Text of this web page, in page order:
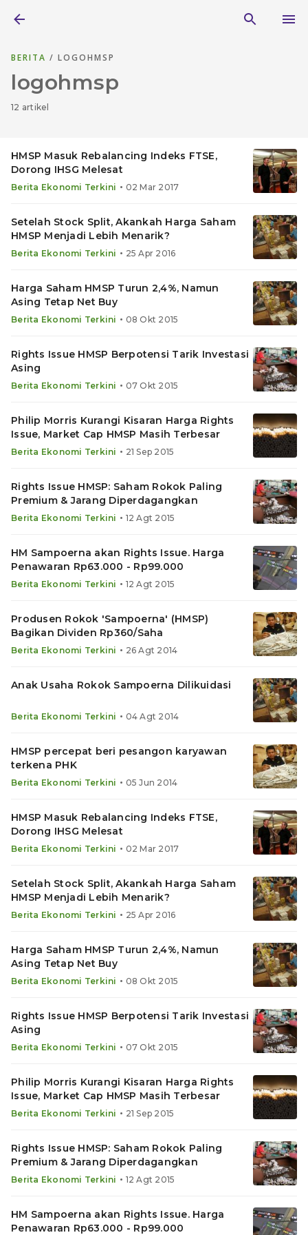
BERITA / LOGOHMSP
logohmsp
12 artikel
HMSP Masuk Rebalancing Indeks FTSE,
Dorong IHSG Melesat
Berita Ekonomi Terkini • 02 Mar 2017
Setelah Stock Split, Akankah Harga Saham
HMSP Menjadi Lebih Menarik?
Berita Ekonomi Terkini • 25 Apr 2016
Harga Saham HMSP Turun 2,4%, Namun
Asing Tetap Net Buy
Berita Ekonomi Terkini • 08 Okt 2015
Rights Issue HMSP Berpotensi Tarik Investasi
Asing
Berita Ekonomi Terkini • 07 Okt 2015
Philip Morris Kurangi Kisaran Harga Rights
Issue, Market Cap HMSP Masih Terbesar
Berita Ekonomi Terkini • 21 Sep 2015
Rights Issue HMSP: Saham Rokok Paling
Premium & Jarang Diperdagangkan
Berita Ekonomi Terkini • 12 Agt 2015
HM Sampoerna akan Rights Issue. Harga
Penawaran Rp63.000 - Rp99.000
Berita Ekonomi Terkini • 12 Agt 2015
Produsen Rokok 'Sampoerna' (HMSP)
Bagikan Dividen Rp360/Saha
Berita Ekonomi Terkini • 26 Agt 2014
Anak Usaha Rokok Sampoerna Dilikuidasi
Berita Ekonomi Terkini • 04 Agt 2014
HMSP percepat beri pesangon karyawan
terkena PHK
Berita Ekonomi Terkini • 05 Jun 2014
HMSP Masuk Rebalancing Indeks FTSE,
Dorong IHSG Melesat
Berita Ekonomi Terkini • 02 Mar 2017
Setelah Stock Split, Akankah Harga Saham
HMSP Menjadi Lebih Menarik?
Berita Ekonomi Terkini • 25 Apr 2016
Harga Saham HMSP Turun 2,4%, Namun
Asing Tetap Net Buy
Berita Ekonomi Terkini • 08 Okt 2015
Rights Issue HMSP Berpotensi Tarik Investasi
Asing
Berita Ekonomi Terkini • 07 Okt 2015
Philip Morris Kurangi Kisaran Harga Rights
Issue, Market Cap HMSP Masih Terbesar
Berita Ekonomi Terkini • 21 Sep 2015
Rights Issue HMSP: Saham Rokok Paling
Premium & Jarang Diperdagangkan
Berita Ekonomi Terkini • 12 Agt 2015
HM Sampoerna akan Rights Issue. Harga
Penawaran Rp63.000 - Rp99.000